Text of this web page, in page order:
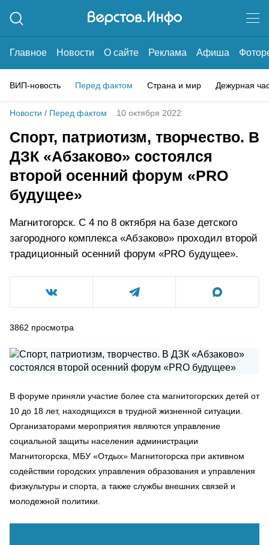
Главное Новости О сайте Реклама Афиша
ВИП-новость Перед фактом Страна и мир Дежурная
Новости / Перед фактом 10 октября 2022
Спорт, патриотизм, творчество. В
ДЗК «Абзаково» состоялся
второй осенний форум «PRO
будущее»
Магнитогорск. С 4 по 8 октября на базе детского
загородного комплекса «Абзаково» проходил второй
традиционный осенний форум «PRO будущее».
3862 просмотра
В форуме приняли участие более ста магнитогорских детей от
10 до 18 лет, находящихся в трудной жизненной ситуации.
Организаторами мероприятия являются управление
социальной защиты населения администрации
Магнитогорска, МБУ «Отдых» Магнитогорска при активном
содействии городских управления образования и управления
физкультуры и спорта, а также службы внешних связей и
молодежной политики.